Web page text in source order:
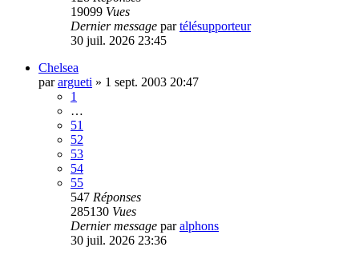
19099 Vues
Dernier message partélésupporteur
30 juil. 2026 23:45
Chelsea
parargueti » 1 sept. 2003 20:47
1
…
51
52
53
54
55
547 Réponses
285130 Vues
Dernier message paralphons
30 juil. 2026 23:36